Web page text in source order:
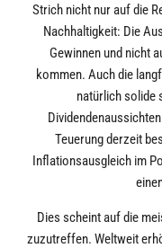
Strich nicht nur auf die
Nachhaltigkeit: Die
Gewinnen und nicht
kommen. Auch die
natürlich solide
Teuerung derzeit
Inflationsausgleich im
Dies scheint auf die
zuzutreffen. Weltweit